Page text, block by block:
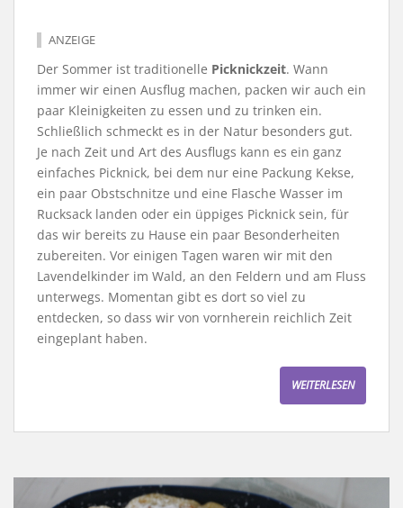
ANZEIGE
Der Sommer ist traditionelle Picknickzeit. Wann
immer wir einen Ausflug machen, packen wir auch ein
paar Kleinigkeiten zu essen und zu trinken ein.
Schließlich schmeckt es in der Natur besonders gut.
Je nach Zeit und Art des Ausflugs kann es ein ganz
einfaches Picknick, bei dem nur eine Packung Kekse,
ein paar Obstschnitze und eine Flasche Wasser im
Rucksack landen oder ein üppiges Picknick sein, für
das wir bereits zu Hause ein paar Besonderheiten
zubereiten. Vor einigen Tagen waren wir mit den
Lavendelkinder im Wald, an den Feldern und am Fluss
unterwegs. Momentan gibt es dort so viel zu
entdecken, so dass wir von vornherein reichlich Zeit
eingeplant haben.
WEITERLESEN